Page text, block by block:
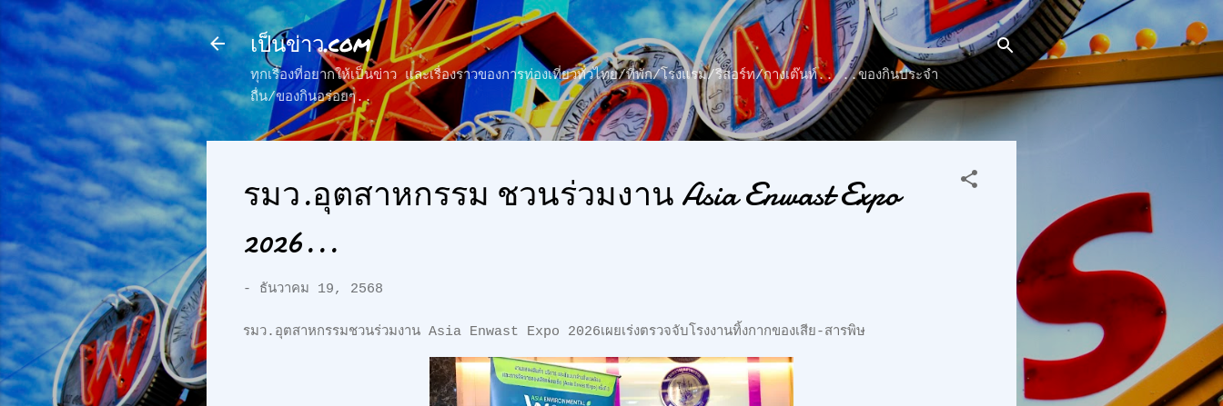
ข้ามไปที่เนื้อหาหลัก
เป็นข่าว.com
ทุกเรื่องที่อยากให้เป็นข่าว และเรื่องราวของการท่องเที่ยวทั่วไทย/ที่พัก/โรงแรม/รีสอร์ท/กางเต๊นท์.. ..ของกินประจำ
ถื่น/ของกินอร่อยๆ..
รมว.อุตสาหกรรม ชวนร่วมงาน Asia Enwast Expo
2026...
- ธันวาคม 19, 2568
รมว.อุตสาหกรรมชวนร่วมงาน Asia Enwast Expo 2026เผยเร่งตรวจจับโรงงานทิ้งกากของเสีย-สารพิษ